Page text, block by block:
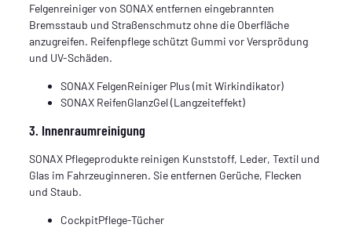
Felgenreiniger von SONAX entfernen eingebrannten
Bremsstaub und Straßenschmutz ohne die Oberfläche
anzugreifen. Reifenpflege schützt Gummi vor Versprödung
und UV-Schäden.
SONAX FelgenReiniger Plus (mit Wirkindikator)
SONAX ReifenGlanzGel (Langzeiteffekt)
3. Innenraumreinigung
SONAX Pflegeprodukte reinigen Kunststoff, Leder, Textil und
Glas im Fahrzeuginneren. Sie entfernen Gerüche, Flecken
und Staub.
CockpitPflege-Tücher